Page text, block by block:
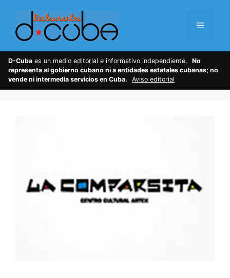
content
Menu
D-Cuba es un medio editorial e informativo independiente.
No
representa al gobierno cubano ni a entidades estatales cubanas; no
vende ni intermedia servicios en Cuba.
Aviso editorial